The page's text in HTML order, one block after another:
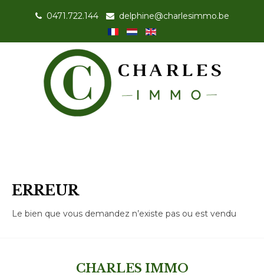
0471.722.144- delphine@charlesimmo.be
ERREUR
Le bien que vous demandez n’existe pas ou est vendu
CHARLES IMMO